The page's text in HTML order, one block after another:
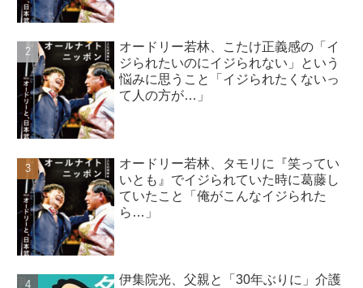
オードリー若林、こたけ正義感の「イ
ジられたいのにイジられない」という
悩みに思うこと「イジられたくないっ
て人の方が…」
オードリー若林、タモリに『笑ってい
いとも』でイジられていた時に葛藤し
ていたこと「俺がこんなイジられた
ら…」
伊集院光、父親と「30年ぶりに」介護